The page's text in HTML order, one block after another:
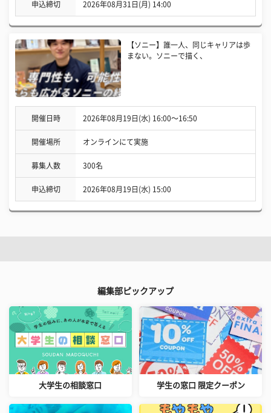
申込締切 2026年08月31日(月) 14:00
【ソニー】誰一人、同じキャリアは歩
まない。ソニーで描く、
開催日時 2026年08月19日(水) 16:00〜16:50
開催場所 オンラインにて実施
募集人数 300名
申込締切 2026年08月19日(水) 15:00
編集部ピックアップ
大学生の相談窓口 学生の窓口 限定クーポン